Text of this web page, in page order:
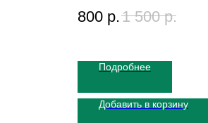
Размер Картины 50х70
800 р.1 500 р.
Подробнее
Добавить в корзину